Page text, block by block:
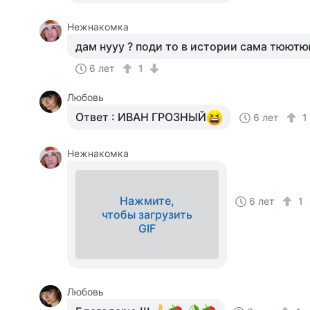
Нежнакомка
дам нууу ? поди то в истории сама
6 лет 1
Любовь
Ответ : ИВАН ГРОЗНЫЙ 6 лет 1
Нежнакомка
Нажмите,
чтобы загрузить
GIF
6 лет 1
Любовь